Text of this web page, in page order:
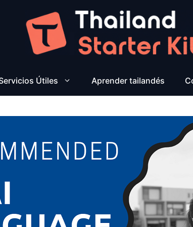
Útiles Aprender tailandés